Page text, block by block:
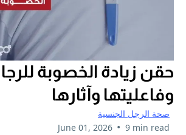
حقن زيادة الخصوبة
وفاعليتها وآثارها
صحة الرجل الجنسية
June 01, 2026 • 9 min read